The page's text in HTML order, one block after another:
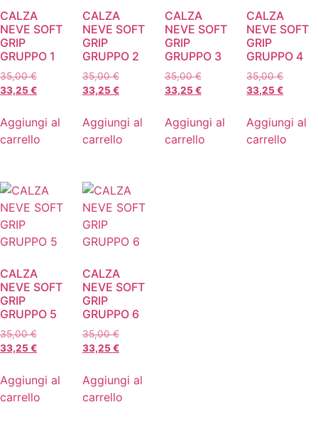
CALZA
NEVE SOFT
GRIP
GRUPPO 1
35,00€
33,25€
Aggiungi al
carrello
CALZA
NEVE SOFT
GRIP
GRUPPO 2
35,00€
33,25€
Aggiungi al
carrello
CALZA
NEVE SOFT
GRIP
GRUPPO 3
35,00€
33,25€
Aggiungi al
carrello
CALZA
NEVE SOFT
GRIP
GRUPPO 4
35,00€
33,25€
Aggiungi al
carrello
CALZA
NEVE SOFT
GRIP
GRUPPO 5
35,00€
33,25€
Aggiungi al
carrello
CALZA
NEVE SOFT
GRIP
GRUPPO 6
35,00€
33,25€
Aggiungi al
carrello